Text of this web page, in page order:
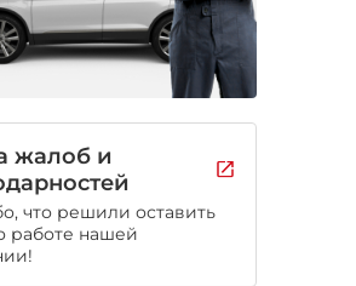
жалоб и
что решили оставить
работе нашей